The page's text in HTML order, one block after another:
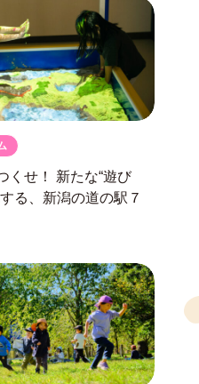
くせ！ 新たな“遊び
る、 新潟の道の駅７